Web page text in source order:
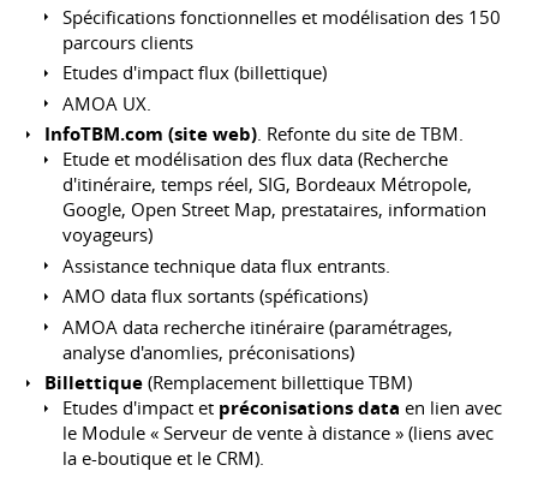
Spécifications fonctionnelles et modélisation des 150
parcours clients
Etudes d'impact flux (billettique)
AMOA UX.
InfoTBM.com (site web). Refonte du site de TBM.
Etude et modélisation des flux data (Recherche
d'itinéraire, temps réel, SIG, Bordeaux Métropole,
Google, Open Street Map, prestataires, information
voyageurs)
Assistance technique data flux entrants.
AMO data flux sortants (spéfications)
AMOA data recherche itinéraire (paramétrages,
analyse d'anomlies, préconisations)
Billettique (Remplacement billettique TBM)
Etudes d'impact et préconisations data en lien avec
le Module « Serveur de vente à distance » (liens avec
la e-boutique et le CRM).